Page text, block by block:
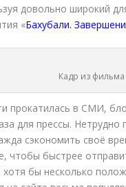
довольно широкий
«Бахубали.
Кадр из
прокатилась в СМИ,
для прессы.
сэкономить своё
чтобы быстрее
хотя бы несколько